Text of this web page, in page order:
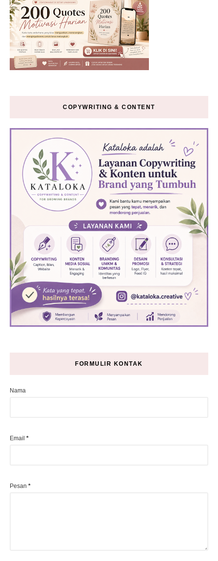
COPYWRITING & CONTENT
FORMULIR KONTAK
Nama
Email *
Pesan *